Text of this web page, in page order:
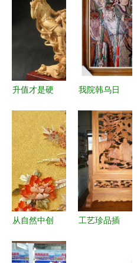
升值才是硬
收藏级，都
是瞎折腾！
——浅析黄
杨木雕的市
场与收藏
我院韩乌日
喜获国家艺
术基金资助
工艺美术品
创新与传统
之韵
从自然中创
贝雕工艺的
工艺珍品插